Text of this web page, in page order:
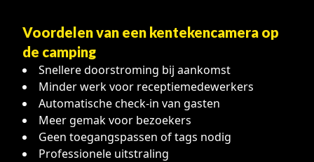
Voordelen van een kentekencamera op
de camping
Snellere doorstroming bij aankomst
Minder werk voor receptiemedewerkers
Automatische check-in van gasten
Meer gemak voor bezoekers
Geen toegangspassen of tags nodig
Professionele uitstraling